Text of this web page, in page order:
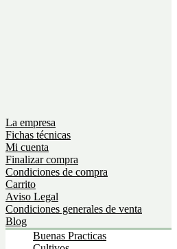
La empresa
Fichas técnicas
Mi cuenta
Finalizar compra
Condiciones de compra
Carrito
Aviso Legal
Condiciones generales de venta
Blog
Buenas Practicas